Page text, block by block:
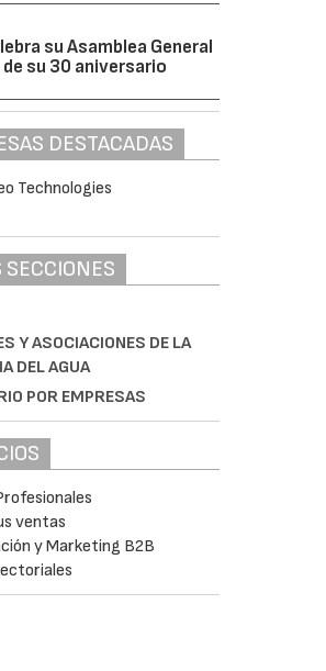
su Asamblea General
de su 30 aniversario
DESTACADAS
SECCIONES
Y ASOCIACIONES DE LA
DEL AGUA
POR EMPRESAS
ventas
y Marketing B2B